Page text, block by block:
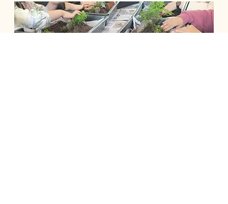
of the world we live in through the
art of film.